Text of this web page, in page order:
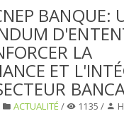
BANQUE:
LA
ET
ACTUALITÉ / 1135 /